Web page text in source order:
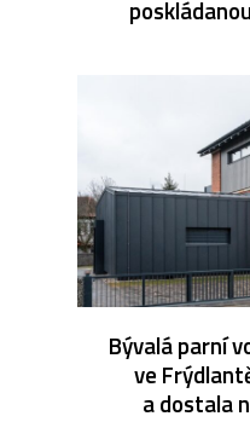
Bývalá parní
ve
a dostala